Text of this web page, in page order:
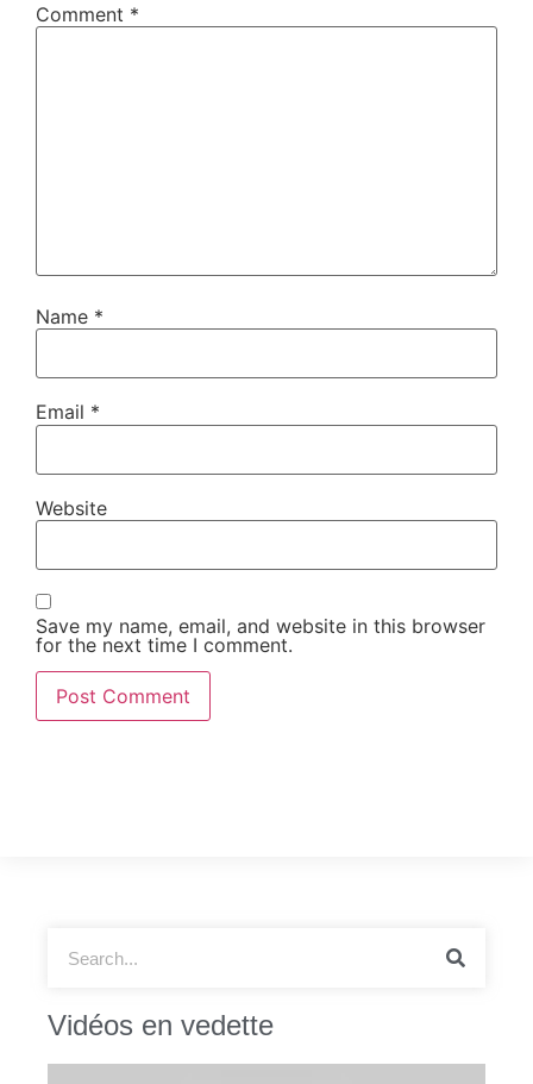
Comment *
Name *
Email *
Website
Save my name, email, and website in this browser
for the next time I comment.
Vidéos en vedette